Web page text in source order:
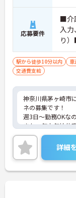
応募要件
■介
入力
り
れ
駅から徒歩10分以内 車
交通費支給
神奈川県茅ヶ崎市
ネの募集です！
週3日～勤務OKな
また、年末年始休
ことが可能です♪
さらにマイカー通
◎
ご興味のある方に
に詳細をご案内し
詳細